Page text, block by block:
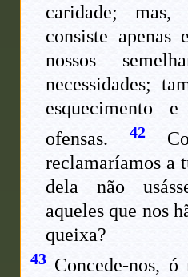
caridade;
consiste apenas
nossos
necessidades;
esquecimento
ofensas.42
reclamaríamos a
dela não
aqueles que nos
queixa?
43 Concede-nos,